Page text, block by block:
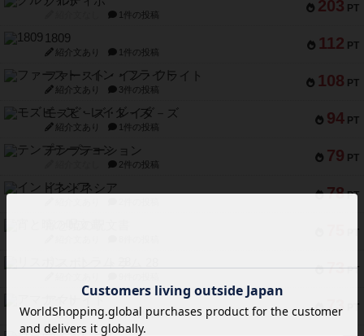
203 PT
1件の投稿
112 PT
1809
紹介文あり 1件の投稿
108 PT
ファースト・イン・フライト
紹介文あり 3件の投稿
94 PT
モズビ－ズ・レイダ－ズ
紹介文あり 1件の投稿
79 PT
テンプテーション
2件の投稿
78 PT
インドネシア
PT
73 PT
73 PT
紹介文なし 1件の投稿